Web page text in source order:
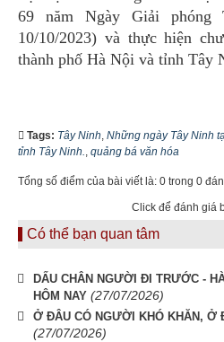
69 năm Ngày Giải phóng
10/10/2023) và thực hiện
thành phố Hà Nội và tỉnh Tây
Tags: Tây Ninh, Những ngày Tây Ninh
tỉnh Tây Ninh., quảng bá văn hóa
Tổng số điểm của bài viết là: 0 trong 0
Click để đánh giá
Có thể bạn quan tâm
DẤU CHÂN NGƯỜI ĐI TRƯỚC -
HÔM NAY (27/07/2026)
Ở ĐÂU CÓ NGƯỜI KHÓ KHĂN, Ở
(27/07/2026)